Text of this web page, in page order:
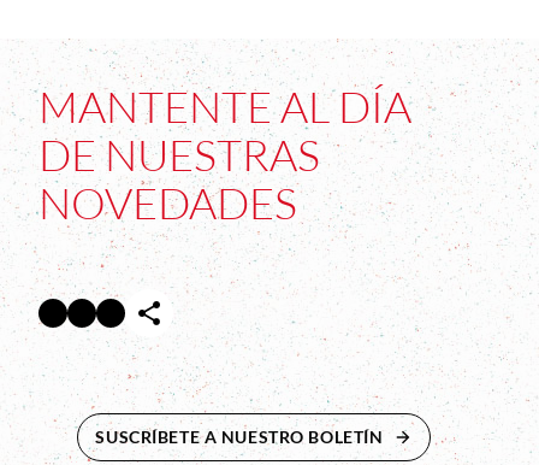
MANTENTE AL DÍA
DE NUESTRAS
NOVEDADES
Facebook Abre en nueva ventana
Twitter Abre en nueva ventana
InstagramAbre en nueva ventana
SUSCRÍBETE A NUESTRO BOLETÍN ABRE EN NUEVA